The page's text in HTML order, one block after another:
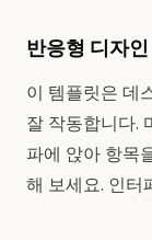
반응형 디자인
이 템플릿은 데
잘 작동합니다.
파에 앉아 항목
해 보세요. 인터